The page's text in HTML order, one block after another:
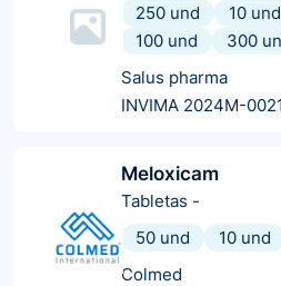
250 und
10 und
100 und
300
Salus pharma
INVIMA 2024M-
Meloxicam
Tabletas -
50 und
10 und
Colmed